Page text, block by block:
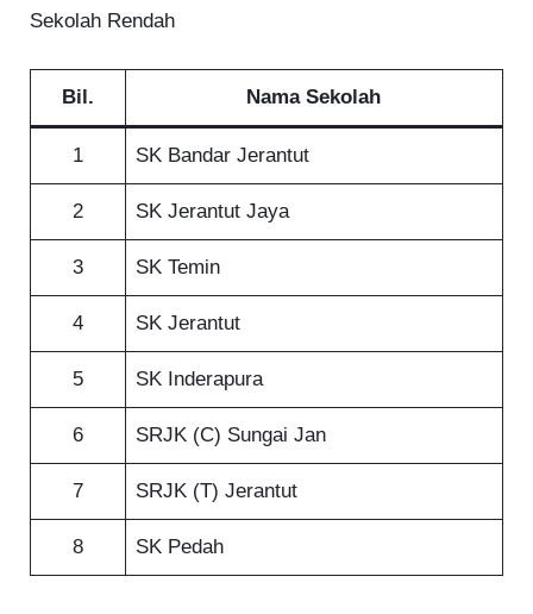
Sekolah Rendah
Bil. Nama Sekolah
1 SK Bandar Jerantut
2 SK Jerantut Jaya
3 SK Temin
4 SK Jerantut
5 SK Inderapura
6 SRJK (C) Sungai Jan
7 SRJK (T) Jerantut
8 SK Pedah